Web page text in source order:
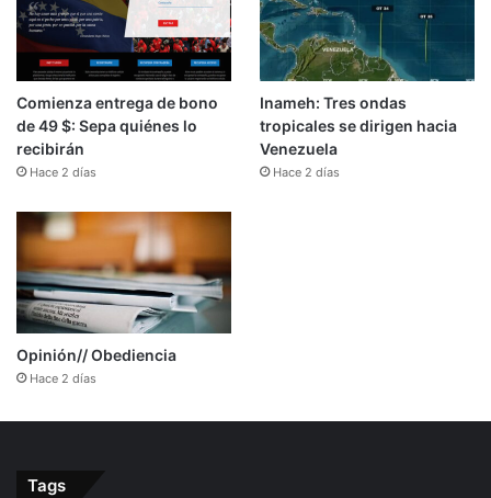
Comienza entrega de bono
de 49 $: Sepa quiénes lo
recibirán
Hace 2 días
Inameh: Tres ondas
tropicales se dirigen hacia
Venezuela
Hace 2 días
Opinión// Obediencia
Hace 2 días
Tags